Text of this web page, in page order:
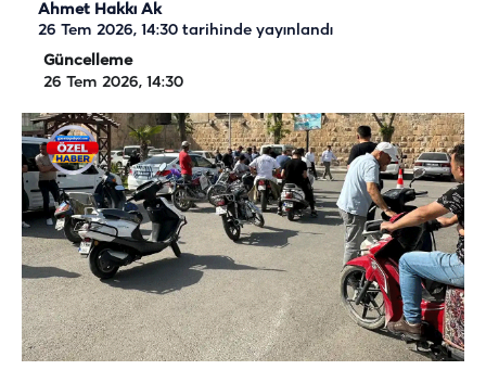
Ahmet Hakkı Ak
26 Tem 2026, 14:30 tarihinde yayınlandı
Güncelleme
26 Tem 2026, 14:30